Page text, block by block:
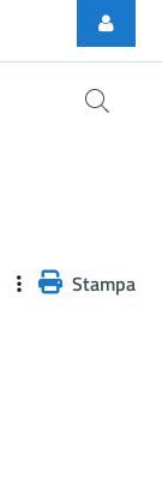
Stampa